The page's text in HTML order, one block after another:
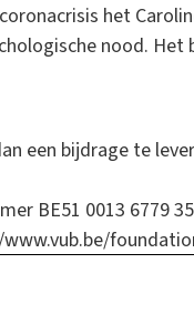
het
nood.
een bijdrage te
BE51 0013 6779